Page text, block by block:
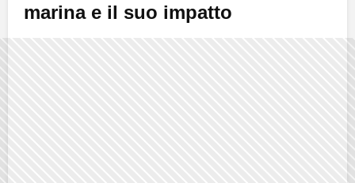
marina e il suo impatto